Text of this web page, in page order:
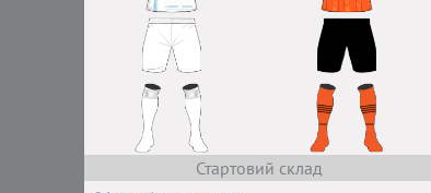
Стартовий склад